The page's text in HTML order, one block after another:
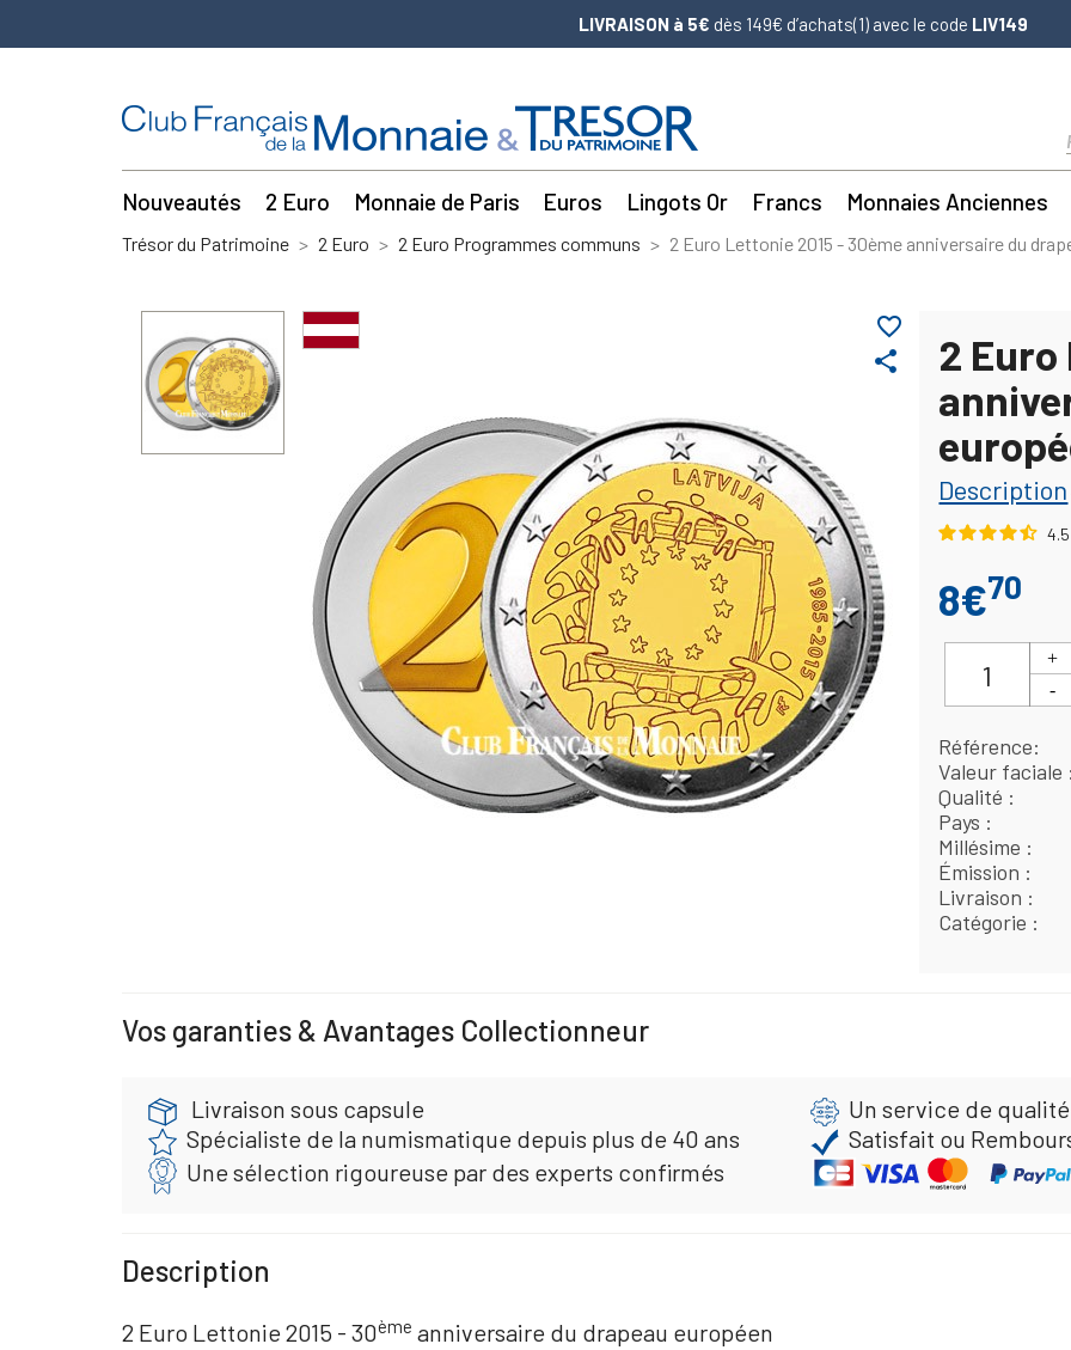
LIVRAISON à 5€ dès 149€ d’achats(1) avec le code LIV149
Nouveautés 2 Euro Monnaie de Paris Euros Lingots Or Francs Monnaies Anciennes
Trésor du Patrimoine 2 Euro 2 Euro Programmes communs 2 Euro Lettonie 2015 - 30ème anniversaire du
share
favorite_border
2
Description
4.5
8€70
Référence
Valeur faciale
Qualité
Pays
Millésime
Émission
Livraison
Catégorie
Vos garanties & Avantages Collectionneur
Livraison sous capsule
Un service de
Spécialiste de la numismatique depuis plus de 40 ans
Satisfait ou
Une sélection rigoureuse par des experts confirmés
Description
2 Euro Lettonie 2015 - 30ème anniversaire du drapeau européen